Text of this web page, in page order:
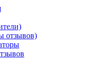
отзывов)